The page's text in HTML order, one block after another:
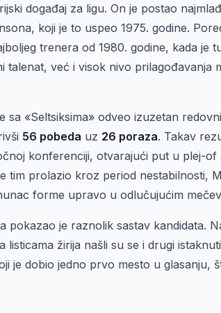
događaj za ligu. On je postao
koji je to uspeo 1975. godine.
trenera od 1980. godine, kada je
talenat, već i visok nivo prilagođavanja
sa «Seltsiksima» odveo izuzetan
56 pobeda uz 26 poraza. Takav
konferenciji, otvarajući put u plej-
tim prolazio kroz period nestabilnosti,
forme upravo u odlučujućim
pokazao je raznolik sastav kandidata.
listicama žirija našli su se i drugi
je dobio jedno prvo mesto u glasanju,